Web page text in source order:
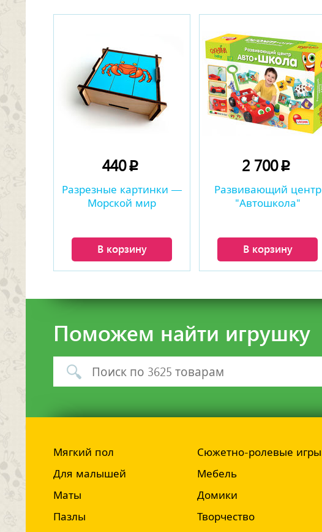
440p
Разрезные картинки —
Морской мир
В корзину
2 700p
Развивающий центр
"Автошкола"
В корзину
Поможем найти игрушку
Мягкий пол
Для малышей
Маты
Пазлы
Сюжетно-ролевые игры
Мебель
Домики
Творчество